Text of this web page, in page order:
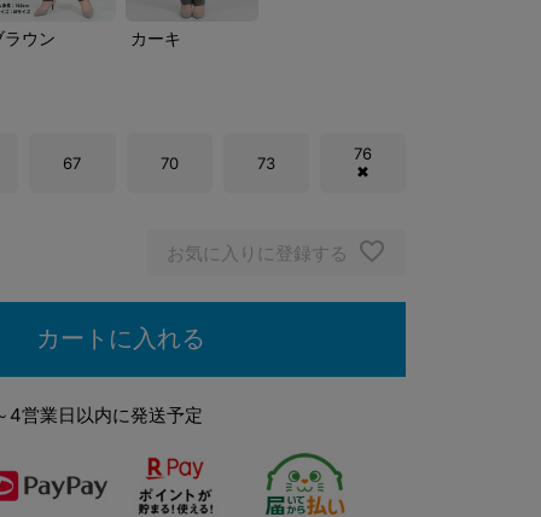
ラウン カーキ
67 70 73
76
✖
お気に入りに登録する
カートに入れる
4営業日以内に発送予定